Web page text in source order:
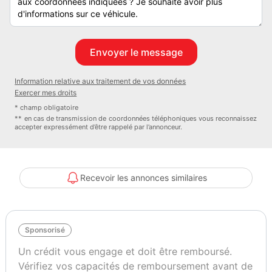
Sans assistant aux manoeuvres de stationnement, Système d'aide
au stationnement à l'AV et à l'AR
- Plancher en bois dans le compartiment de charge
- Porte coulissante côté conducteur et passager AV
électriquement
- Boîte à gants avec volet fermant à clé
- Prise 12 V dans la console centrale à l'AV et une prise 12 V sur
montant D à hauteur du sol, à l'AR à droite
- EXPERTISE T-V 1
- EXTENSION DE GARANTIE 3 ANS, MAXIMUM 150000KMS
- PACK FRANCE
- RADIO COMPOSITION COLOUR AVEC 4HP
- TISSU A RAYURES ET TISSU LIFE
- 2 lampes à LED dans le pavillon du compartiment de charge
Information relative aux traitement de vos données
Exercer mes droits
* champ obligatoire
** en cas de transmission de coordonnées téléphoniques vous reconnaissez
accepter expressément d’être rappelé par l’annonceur.
Recevoir les annonces similaires
Sponsorisé
Un crédit vous engage et doit être remboursé.
Vérifiez vos capacités de remboursement avant de